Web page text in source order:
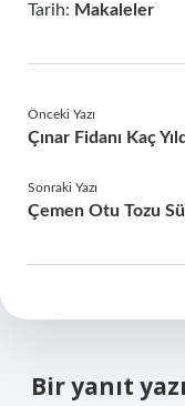
Tarih: Makaleler
Önceki Yazı
Çınar Fidanı Kaç
Sonraki Yazı
Çemen Otu Tozu
Bir yanıt